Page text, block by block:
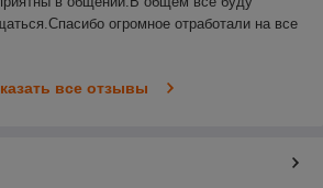
огромное отработали на все
все отзывы